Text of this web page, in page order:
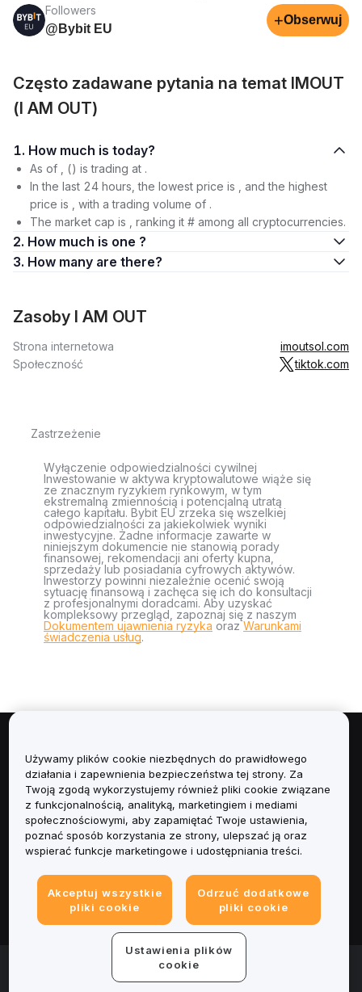
Followers
@Bybit EU
+Obserwuj
Często zadawane pytania na temat IMOUT
(I AM OUT)
1. How much is today?
As of , () is trading at .
In the last 24 hours, the lowest price is , and the highest
price is , with a trading volume of .
The market cap is , ranking it # among all cryptocurrencies.
2. How much is one ?
3. How many are there?
Zasoby I AM OUT
Strona internetowa
imoutsol.com
Społeczność
tiktok.com
Zastrzeżenie
Wyłączenie odpowiedzialności cywilnej
Inwestowanie w aktywa kryptowalutowe wiąże się
ze znacznym ryzykiem rynkowym, w tym
ekstremalną zmiennością i potencjalną utratą
całego kapitału. Bybit EU zrzeka się wszelkiej
odpowiedzialności za jakiekolwiek wyniki
inwestycyjne. Żadne informacje zawarte w
niniejszym dokumencie nie stanowią porady
finansowej, rekomendacji ani oferty kupna,
sprzedaży lub posiadania cyfrowych aktywów.
Inwestorzy powinni niezależnie ocenić swoją
sytuację finansową i zachęca się ich do konsultacji
z profesjonalnymi doradcami. Aby uzyskać
kompleksowy przegląd, zapoznaj się z naszym
Dokumentem ujawnienia ryzyka orazWarunkami
świadczenia usług.
Informacje
Usługi
Obsługa Klienta
Informacje prawne
© 2025-2026 Bybit.eu. All rights reserved.
Używamy plików cookie niezbędnych do prawidłowego
działania i zapewnienia bezpieczeństwa tej strony. Za
Twoją zgodą wykorzystujemy również pliki cookie związane
z funkcjonalnością, analityką, marketingiem i mediami
społecznościowymi, aby zapamiętać Twoje ustawienia,
poznać sposób korzystania ze strony, ulepszać ją oraz
wspierać funkcje marketingowe i udostępniania treści.
Akceptuj wszystkie
pliki cookie
Odrzuć dodatkowe
pliki cookie
Ustawienia plików
cookie